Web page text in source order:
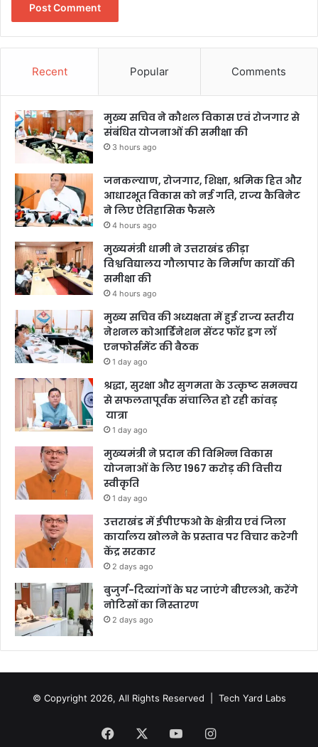
Recent Popular Comments
मुख्य सचिव ने कौशल विकास एवं रोजगार से
संबंधित योजनाओं की समीक्षा की
3 hours ago
जनकल्याण, रोजगार, शिक्षा, श्रमिक हित और
आधारभूत विकास को नई गति, राज्य कैबिनेट
ने लिए ऐतिहासिक फैसले
4 hours ago
मुख्यमंत्री धामी ने उत्तराखंड क्रीड़ा
विश्वविद्यालय गौलापार के निर्माण कार्यों की
समीक्षा की
4 hours ago
मुख्य सचिव की अध्यक्षता में हुई राज्य स्तरीय
नेशनल कोआर्डिनेशन सेंटर फॉर ड्रग लॉ
एनफोर्समेंट की बैठक
1 day ago
श्रद्धा, सुरक्षा और सुगमता के उत्कृष्ट समन्वय
से सफलतापूर्वक संचालित हो रही कांवड़
यात्रा
1 day ago
मुख्यमंत्री ने प्रदान की विभिन्न विकास
योजनाओं के लिए 1967 करोड़ की वित्तीय
स्वीकृति
1 day ago
उत्तराखंड में ईपीएफओ के क्षेत्रीय एवं जिला
कार्यालय खोलने के प्रस्ताव पर विचार करेगी
केंद्र सरकार
2 days ago
बुजुर्ग-दिव्यांगों के घर जाएंगे बीएलओ, करेंगे
नोटिसों का निस्तारण
2 days ago
© Copyright 2026, All Rights Reserved | Tech Yard Labs
Facebook YouTubeInstagram